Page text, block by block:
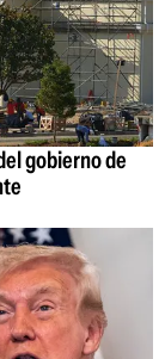
gobierno de